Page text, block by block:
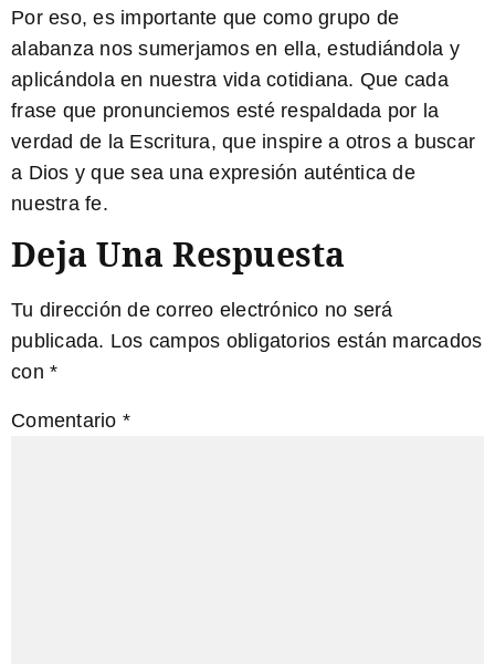
Por eso, es importante que como grupo de
alabanza nos sumerjamos en ella, estudiándola y
aplicándola en nuestra vida cotidiana. Que cada
frase que pronunciemos esté respaldada por la
verdad de la Escritura, que inspirea otros a buscar
a Dios yque sea una expresión auténtica de
nuestra fe.
Deja Una Respuesta
Tu dirección de correo electrónico no será
publicada. Los campos obligatorios están marcados
con *
Comentario *